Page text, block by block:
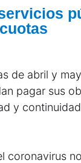
de abril y
pagar sus
y
coronavirus